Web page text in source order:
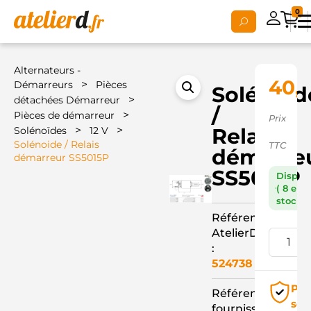
0
Alternateurs -
Démarreurs
>
Pièces
détachées Démarreur
>
Pièces de démarreur >
Solénoïdes > 12 V >
Solénoide / Relais
démarreur SS5015P
/
Relais
SS5015P
Référence
AtelierD
:
524738
Référence
Prix
TTC
( 8 en
stock )